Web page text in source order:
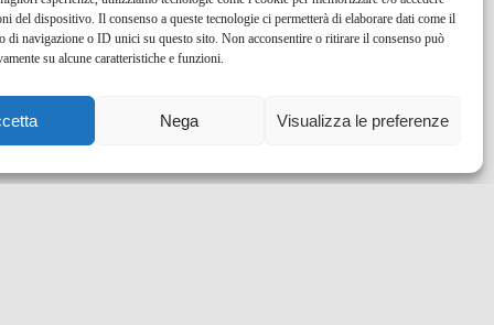
del dispositivo. Il consenso a queste tecnologie ci permetterà di elaborare dati come il
di navigazione o ID unici su questo sito. Non acconsentire o ritirare il consenso può
su alcune caratteristiche e funzioni.
Nega Visualizza le preferenze